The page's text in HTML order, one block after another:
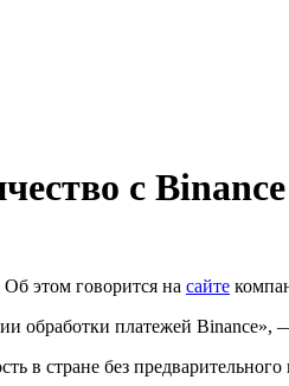
с Binance
Об этом говорится на сайте
обработки платежей Binance»,
в стране без